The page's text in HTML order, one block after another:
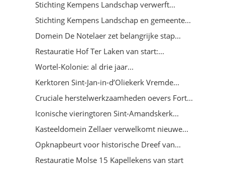
Stichting Kempens Landschap verwerft...
Stichting Kempens Landschap en gemeente...
Domein De Notelaer zet belangrijke stap...
Restauratie Hof Ter Laken van start:...
Wortel-Kolonie: al drie jaar...
Kerktoren Sint-Jan-in-d’Oliekerk Vremde...
Cruciale herstelwerkzaamheden oevers Fort...
Iconische vieringtoren Sint-Amandskerk...
Kasteeldomein Zellaer verwelkomt nieuwe...
Opknapbeurt voor historische Dreef van...
Restauratie Molse 15 Kapellekens van start